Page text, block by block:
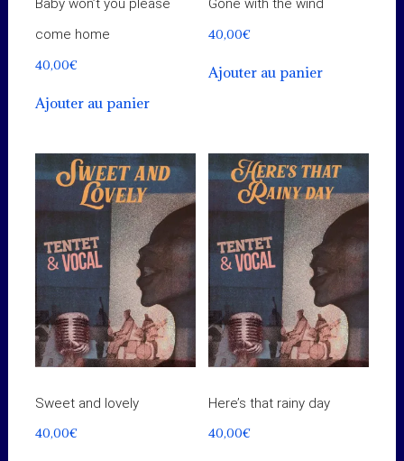
Baby won’t you please
come home
40,00€
Ajouter au panier
Gone with the wind
40,00€
Ajouter au panier
Sweet and lovely
40,00€
Here’s that rainy day
40,00€